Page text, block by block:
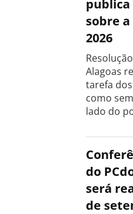
publica
sobre
2026
Alagoas
tarefa
como
lado do
do
será
de